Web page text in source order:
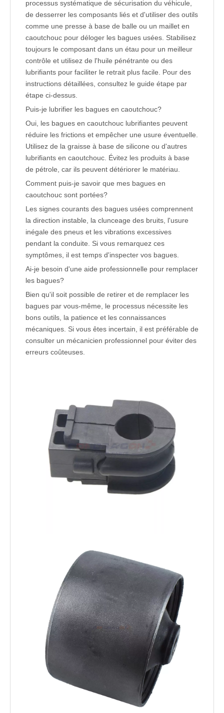
processus systématique de sécurisation du véhicule,
de desserrer les composants liés et d'utiliser des outils
comme une presse à base de balle ou un maillet en
caoutchouc pour déloger les bagues usées. Stabilisez
toujours le composant dans un étau pour un meilleur
contrôle et utilisez de l'huile pénétrante ou des
lubrifiants pour faciliter le retrait plus facile. Pour des
instructions détaillées, consultez le guide étape par
étape ci-dessus.
Puis-je lubrifier les bagues en caoutchouc?
Oui, les bagues en caoutchouc lubrifiantes peuvent
réduire les frictions et empêcher une usure éventuelle.
Utilisez de la graisse à base de silicone ou d'autres
lubrifiants en caoutchouc. Évitez les produits à base
de pétrole, car ils peuvent détériorer le matériau.
Comment puis-je savoir que mes bagues en
caoutchouc sont portées?
Les signes courants des bagues usées comprennent
la direction instable, la clunceage des bruits, l'usure
inégale des pneus et les vibrations excessives
pendant la conduite. Si vous remarquez ces
symptômes, il est temps d'inspecter vos bagues.
Ai-je besoin d'une aide professionnelle pour remplacer
les bagues?
Bien qu'il soit possible de retirer et de remplacer les
bagues par vous-même, le processus nécessite les
bons outils, la patience et les connaissances
mécaniques. Si vous êtes incertain, il est préférable de
consulter un mécanicien professionnel pour éviter des
erreurs coûteuses.